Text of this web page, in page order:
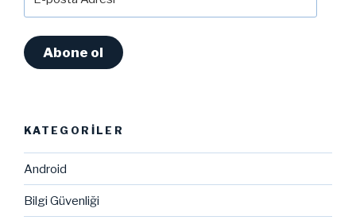
posta
Abone ol
KATEGORILER
Android
Bilgi Güvenliği